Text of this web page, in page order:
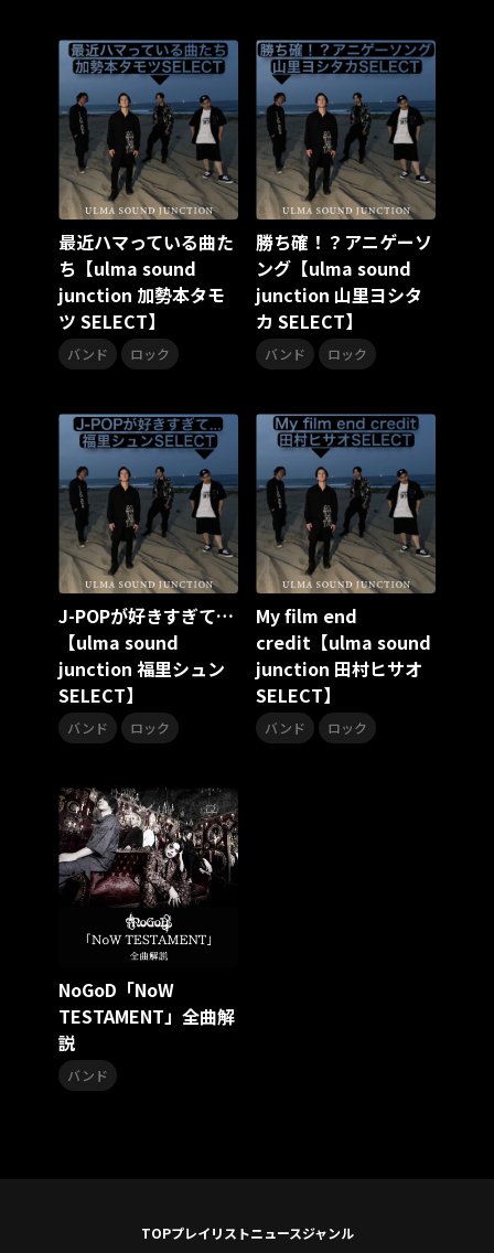
ヒプマイ 11th LIVE
うたの☆プリンスさまっ♪
田中将大
高橋李依 高野麻里佳
長久友紀
LuckyFes’25
フリクリ XinU
ノイミー
SUMMER
夏ドライブ
ドライブミュージック
ドライブソング
眞呼
KING Jazz RE:Generation9
YATSUI FESTIVAL! 2025
YATSUI FESTIVAL!2025
YATSUI FESTIVAL
ボサノバ
KING Jazz RE:Generation8
KING Jazz RE:Generation7
秋元康
ホワスピ
アヴァンギャルド
AniDrop
プリンセッション・オーケストラ
クラシック★スターズ
原田和典
HIDEKiSM
Takassy
ポルノグラフィティ
MADKID
神聖かまってちゃん
ボイス入り NMB48
渋谷系
JUDGMENT! RECORDS タクミ
水谷優子
流星機ガクセイバー
影山ヒロノブ
折笠愛
玉川紗己子 松井菜桜子
美野春樹
佐々木望
七人のナナ 桃森すもも
浅木舞
福井裕佳梨
秋田まどか 中原麻衣
名塚佳織
Extreme Hearts
岡崎体育 村山彩希
松井珠理奈
岡田奈々
ビタミンB バレイベ2025
バレイベ
和ジャズ
KING Jazz RE:Generation5
中村晃子
KING Jazz RE:Generation4
言の葉党
オオサカ・ディビジョン
どついたれ本舗
Unpacking the Past
Vsinger
シブヤ・ディビジョン
爆れつハンター
INF Whoopee Bomb
Redhair Rosy
ももいろ歌合戦
ももいろクリスマス2024-HOLY 4D NIGHT-
ももクリ2024
シンジュク・ディビジョン
KING RECORDS HOT 30 2024
サマーソング
KING Jazz RE:Generation3
KING Jazz RE:Generation
シンガーソングライター
Little Black Dress
白木秀雄
キングジャズ 尾川雄介
タイム 5
最近ハマっている曲た
ち【ulma sound
junction 加勢本タモ
ツ SELECT】
バンド ロック
勝ち確！？アニゲーソ
ング【ulma sound
junction 山里ヨシタ
カ SELECT】
バンド ロック
J-POPが好きすぎて…
【ulma sound
junction 福里シュン
SELECT】
バンド ロック
My film end
credit【ulma sound
junction 田村ヒサオ
SELECT】
バンド ロック
NoGoD「NoW
TESTAMENT」全曲解
説
バンド
TOPプレイリストニュースジャンル